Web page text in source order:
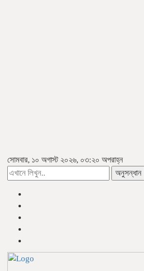
সোমবার, ১০ অগাস্ট ২০২৬, ০৩:২০ অপরাহ্ন
অনুসন্ধান